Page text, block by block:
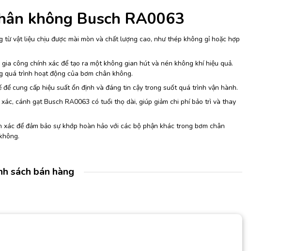
không Busch RA0063
vật liệu chịu được mài mòn và chất lượng cao, như thép không gỉ hoặc hợp
công chính xác để tạo ra một không gian hút và nén không khí hiệu quả.
quá trình hoạt động của bơm chân không.
cung cấp hiệu suất ổn định và đáng tin cậy trong suốt quá trình vận hành.
cánh gạt Busch RA0063 có tuổi thọ dài, giúp giảm chi phí bảo trì và thay
để đảm bảo sự khớp hoàn hảo với các bộ phận khác trong bơm chân
sách bán hàng